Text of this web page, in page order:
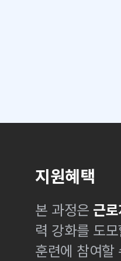
지원혜택
본 과정은 근
력 강화를 도
훈련에 참여할